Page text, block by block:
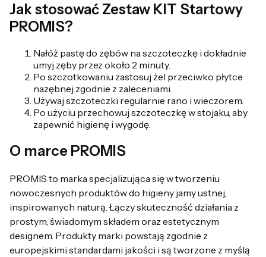
Jak stosować Zestaw KIT Startowy
PROMIS?
Nałóż pastę do zębów na szczoteczkę i dokładnie
umyj zęby przez około 2 minuty.
Po szczotkowaniu zastosuj żel przeciwko płytce
nazębnej zgodnie z zaleceniami.
Używaj szczoteczki regularnie rano i wieczorem.
Po użyciu przechowuj szczoteczkę w stojaku, aby
zapewnić higienę i wygodę.
O marce PROMIS
PROMIS to marka specjalizująca się w tworzeniu
nowoczesnych produktów do higieny jamy ustnej,
inspirowanych naturą. Łączy skuteczność działania z
prostym, świadomym składem oraz estetycznym
designem. Produkty marki powstają zgodnie z
europejskimi standardami jakości i są tworzone z myślą